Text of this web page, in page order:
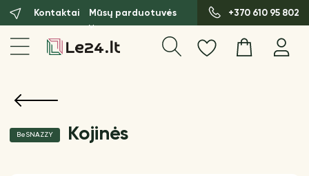
Kontaktai Mūsų parduotuvės +370 610 95 802
BeSNAZZY Kojinės